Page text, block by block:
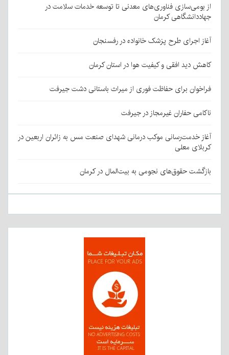
از بومی‌سازی فناوری‌های معدنی تا توسعه خدمات سلامت در
جهاددانشگاهی کرمان
آغاز اجرای طرح پزشک خانواده در رفسنجان
کاهش دید افقی و کیفیت هوا در استان کرمان
فراخوان برای حفاظت فوری از میراث باستانی دشت جیرفت
ناکامی حفاران غیرمجاز در جیرفت
آغاز خدمت‌رسانی موکب درمانی شهدای صنعت مس به زائران اربعین در
کربلای معلی
بازگشت حقوق‌های نجومی به بیت‌المال در کرمان